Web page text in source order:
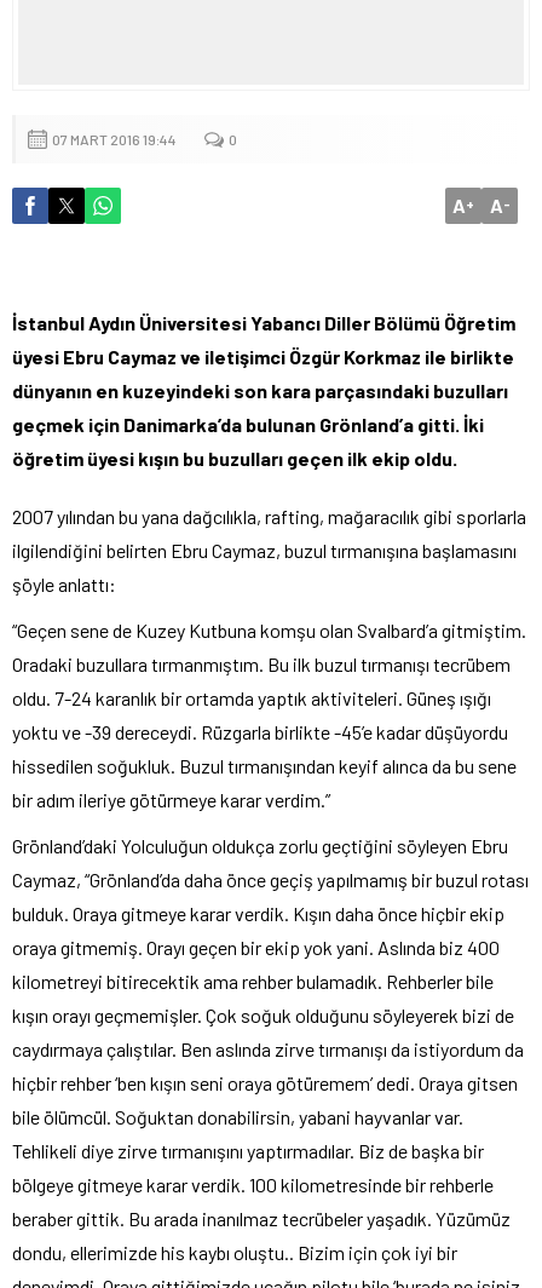
07 MART 2016 19:44 0
A+ A-
İstanbul Aydın Üniversitesi Yabancı Diller Bölümü Öğretim
üyesi Ebru Caymaz ve iletişimci Özgür Korkmaz ile birlikte
dünyanın en kuzeyindeki son kara parçasındaki buzulları
geçmek için Danimarka’da bulunan Grönland’a gitti. İki
öğretim üyesi kışın bu buzulları geçen ilk ekip oldu.
2007 yılından bu yana dağcılıkla, rafting, mağaracılık gibi sporlarla
ilgilendiğini belirten Ebru Caymaz, buzul tırmanışına başlamasını
şöyle anlattı:
“Geçen sene de Kuzey Kutbuna komşu olan Svalbard’a gitmiştim.
Oradaki buzullara tırmanmıştım. Bu ilk buzul tırmanışı tecrübem
oldu. 7-24 karanlık bir ortamda yaptık aktiviteleri. Güneş ışığı
yoktu ve -39 dereceydi. Rüzgarla birlikte -45’e kadar düşüyordu
hissedilen soğukluk. Buzul tırmanışından keyif alınca da bu sene
bir adım ileriye götürmeye karar verdim.”
Grönland’daki Yolculuğun oldukça zorlu geçtiğini söyleyen Ebru
Caymaz, “Grönland’da daha önce geçiş yapılmamış bir buzul rotası
bulduk. Oraya gitmeye karar verdik. Kışın daha önce hiçbir ekip
oraya gitmemiş. Orayı geçen bir ekip yok yani. Aslında biz 400
kilometreyi bitirecektik ama rehber bulamadık. Rehberler bile
kışın orayı geçmemişler. Çok soğuk olduğunu söyleyerek bizi de
caydırmaya çalıştılar. Ben aslında zirve tırmanışı da istiyordum da
hiçbir rehber ‘ben kışın seni oraya götüremem’ dedi. Oraya gitsen
bile ölümcül. Soğuktan donabilirsin, yabani hayvanlar var.
Tehlikeli diye zirve tırmanışını yaptırmadılar. Biz de başka bir
bölgeye gitmeye karar verdik. 100 kilometresinde bir rehberle
beraber gittik. Bu arada inanılmaz tecrübeler yaşadık. Yüzümüz
dondu, ellerimizde his kaybı oluştu.. Bizim için çok iyi bir